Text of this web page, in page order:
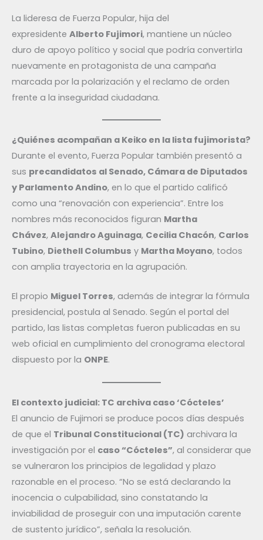
La lideresa de Fuerza Popular, hija del
expresidente Alberto Fujimori, mantiene un núcleo
duro de apoyo político y social que podría convertirla
nuevamente en protagonista de una campaña
marcada por la polarización y el reclamo de orden
frente a la inseguridad ciudadana.
¿Quiénes acompañan a Keiko en la lista fujimorista?
Durante el evento, Fuerza Popular también presentó a
sus precandidatos al Senado, Cámara de Diputados
y Parlamento Andino, en lo que el partido calificó
como una “renovación con experiencia”. Entre los
nombres más reconocidos figuran Martha
Chávez, Alejandro Aguinaga, Cecilia Chacón, Carlos
Tubino, Diethell Columbus y Martha Moyano, todos
con amplia trayectoria en la agrupación.
El propio Miguel Torres, además de integrar la fórmula
presidencial, postula al Senado. Según el portal del
partido, las listas completas fueron publicadas en su
web oficial en cumplimiento del cronograma electoral
dispuesto por la ONPE.
El contexto judicial: TC archiva caso ‘Cócteles’
El anuncio de Fujimori se produce pocos días después
de que el Tribunal Constitucional (TC) archivara la
investigación por el caso “Cócteles”, al considerar que
se vulneraron los principios de legalidad y plazo
razonable en el proceso. “No se está declarando la
inocencia o culpabilidad, sino constatando la
inviabilidad de proseguir con una imputación carente
de sustento jurídico”, señala la resolución.